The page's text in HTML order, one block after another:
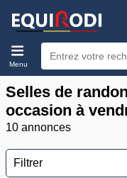
Menu
Selles de
occasion à
10 annonces
Filtrer